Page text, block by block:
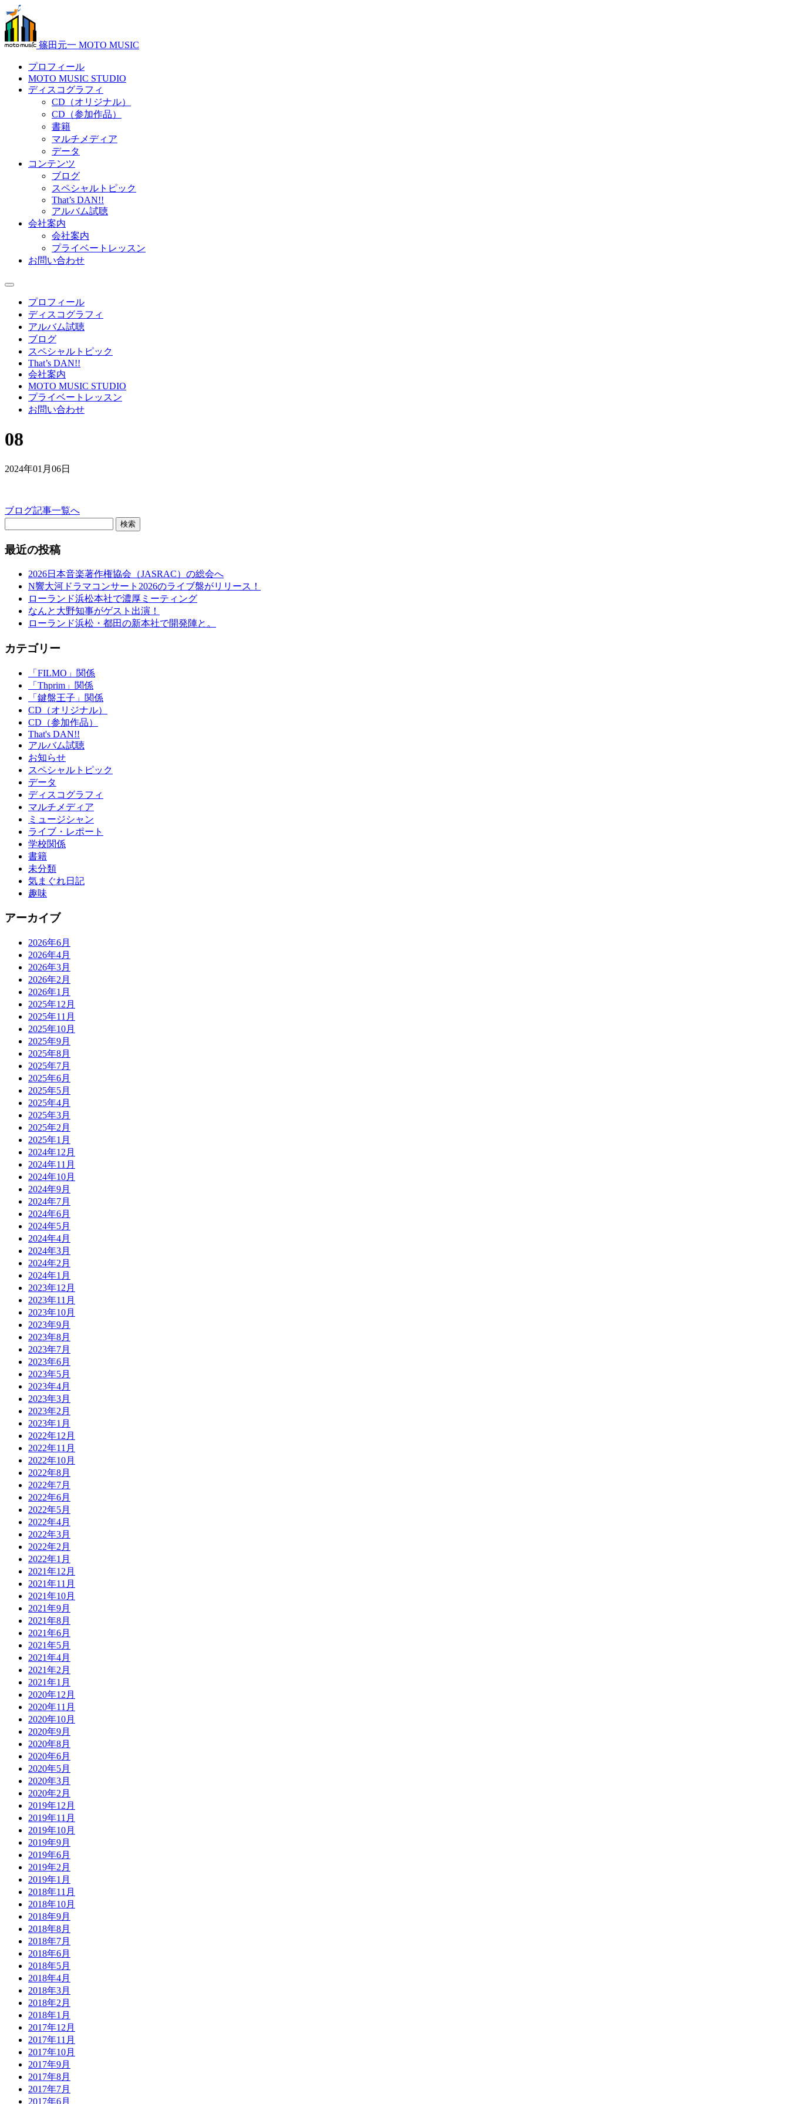
篠田元一 MOTO MUSIC
プロフィール
MOTO MUSIC STUDIO
ディスコグラフィ
CD（オリジナル）
CD（参加作品）
書籍
マルチメディア
データ
コンテンツ
ブログ
スペシャルトピック
That’s DAN!!
アルバム試聴
会社案内
会社案内
プライベートレッスン
お問い合わせ
プロフィール
ディスコグラフィ
アルバム試聴
ブログ
スペシャルトピック
That’s DAN!!
会社案内
MOTO MUSIC STUDIO
プライベートレッスン
お問い合わせ
08
2024年01月06日
ブログ記事一覧へ
検索
最近の投稿
2026日本音楽著作権協会（JASRAC）の総会へ
N響大河ドラマコンサート2026のライブ盤がリリース！
ローランド浜松本社で濃厚ミーティング
なんと大野知事がゲスト出演！
ローランド浜松・都田の新本社で開発陣と。
カテゴリー
「FILMO」関係
「Thprim」関係
「鍵盤王子」関係
CD（オリジナル）
CD（参加作品）
That's DAN!!
アルバム試聴
お知らせ
スペシャルトピック
データ
ディスコグラフィ
マルチメディア
ミュージシャン
ライブ・レポート
学校関係
書籍
未分類
気まぐれ日記
趣味
アーカイブ
2026年6月
2026年4月
2026年3月
2026年2月
2026年1月
2025年12月
2025年11月
2025年10月
2025年9月
2025年8月
2025年7月
2025年6月
2025年5月
2025年4月
2025年3月
2025年2月
2025年1月
2024年12月
2024年11月
2024年10月
2024年9月
2024年7月
2024年6月
2024年5月
2024年4月
2024年3月
2024年2月
2024年1月
2023年12月
2023年11月
2023年10月
2023年9月
2023年8月
2023年7月
2023年6月
2023年5月
2023年4月
2023年3月
2023年2月
2023年1月
2022年12月
2022年11月
2022年10月
2022年8月
2022年7月
2022年6月
2022年5月
2022年4月
2022年3月
2022年2月
2022年1月
2021年12月
2021年11月
2021年10月
2021年9月
2021年8月
2021年6月
2021年5月
2021年4月
2021年2月
2021年1月
2020年12月
2020年11月
2020年10月
2020年9月
2020年8月
2020年6月
2020年5月
2020年3月
2020年2月
2019年12月
2019年11月
2019年10月
2019年9月
2019年6月
2019年2月
2019年1月
2018年11月
2018年10月
2018年9月
2018年8月
2018年7月
2018年6月
2018年5月
2018年4月
2018年3月
2018年2月
2018年1月
2017年12月
2017年11月
2017年10月
2017年9月
2017年8月
2017年7月
2017年6月